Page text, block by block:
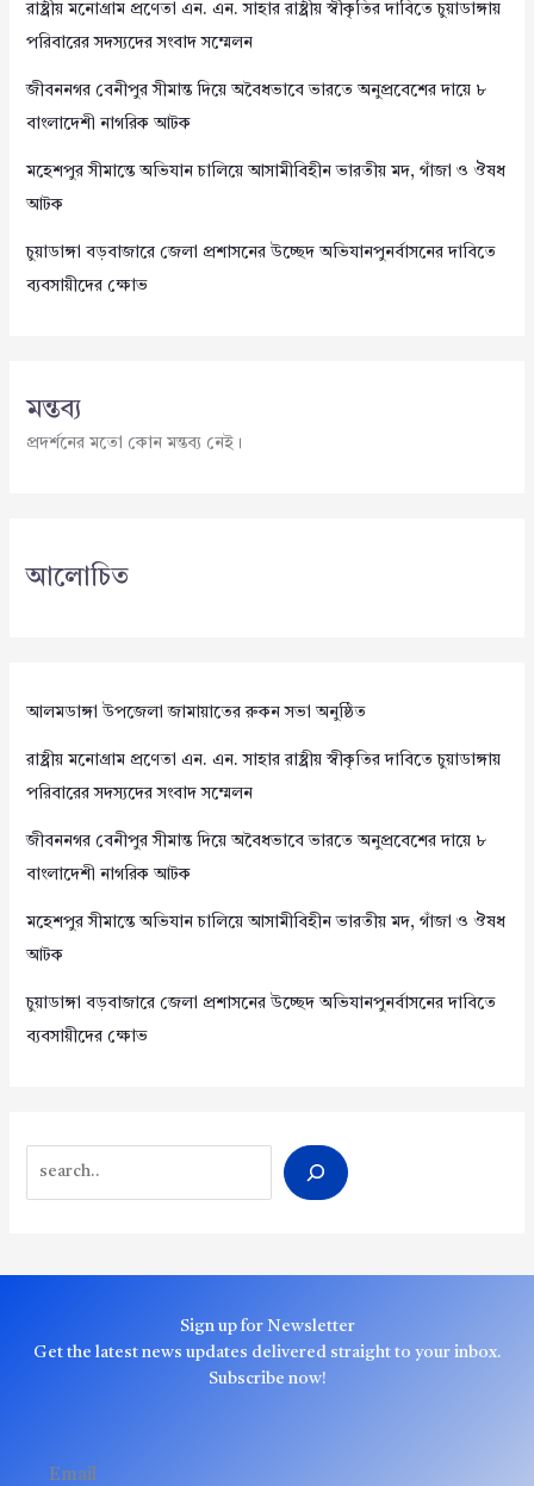
রাষ্ট্রীয় মনোগ্রাম প্রণেতা এন. এন. সাহার রাষ্ট্রীয় স্বীকৃতির দাবিতে চুয়াডাঙ্গায়
পরিবারের সদস্যদের সংবাদ সম্মেলন
জীবননগর বেনীপুর সীমান্ত দিয়ে অবৈধভাবে ভারতে অনুপ্রবেশের দায়ে ৮
বাংলাদেশী নাগরিক আটক
মহেশপুর সীমান্তে অভিযান চালিয়ে আসামীবিহীন ভারতীয় মদ, গাঁজা ও ঔষধ
আটক
চুয়াডাঙ্গা বড়বাজারে জেলা প্রশাসনের উচ্ছেদ অভিযানপুনর্বাসনের দাবিতে
ব্যবসায়ীদের ক্ষোভ
মন্তব্য
প্রদর্শনের মতো কোন মন্তব্য নেই।
আলোচিত
আলমডাঙ্গা উপজেলা জামায়াতের রুকন সভা অনুষ্ঠিত
রাষ্ট্রীয় মনোগ্রাম প্রণেতা এন. এন. সাহার রাষ্ট্রীয় স্বীকৃতির দাবিতে চুয়াডাঙ্গায়
পরিবারের সদস্যদের সংবাদ সম্মেলন
জীবননগর বেনীপুর সীমান্ত দিয়ে অবৈধভাবে ভারতে অনুপ্রবেশের দায়ে ৮
বাংলাদেশী নাগরিক আটক
মহেশপুর সীমান্তে অভিযান চালিয়ে আসামীবিহীন ভারতীয় মদ, গাঁজা ও ঔষধ
আটক
চুয়াডাঙ্গা বড়বাজারে জেলা প্রশাসনের উচ্ছেদ অভিযানপুনর্বাসনের দাবিতে
ব্যবসায়ীদের ক্ষোভ
Sign up for Newsletter
Get the latest news updates delivered straight to your inbox.
Subscribe now!
Email